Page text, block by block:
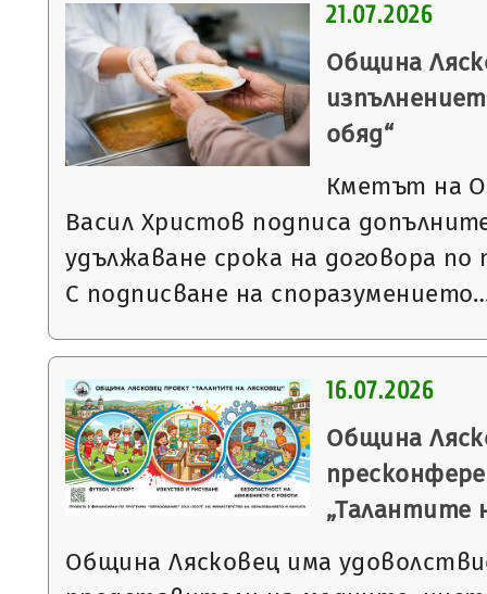
21.07.2026
Община
обяд“
Кметът на
Васил Христов подписа
удължаване срока на договора по
С подписване на
16.07.2026
Община
„Талантите
Община Лясковец има